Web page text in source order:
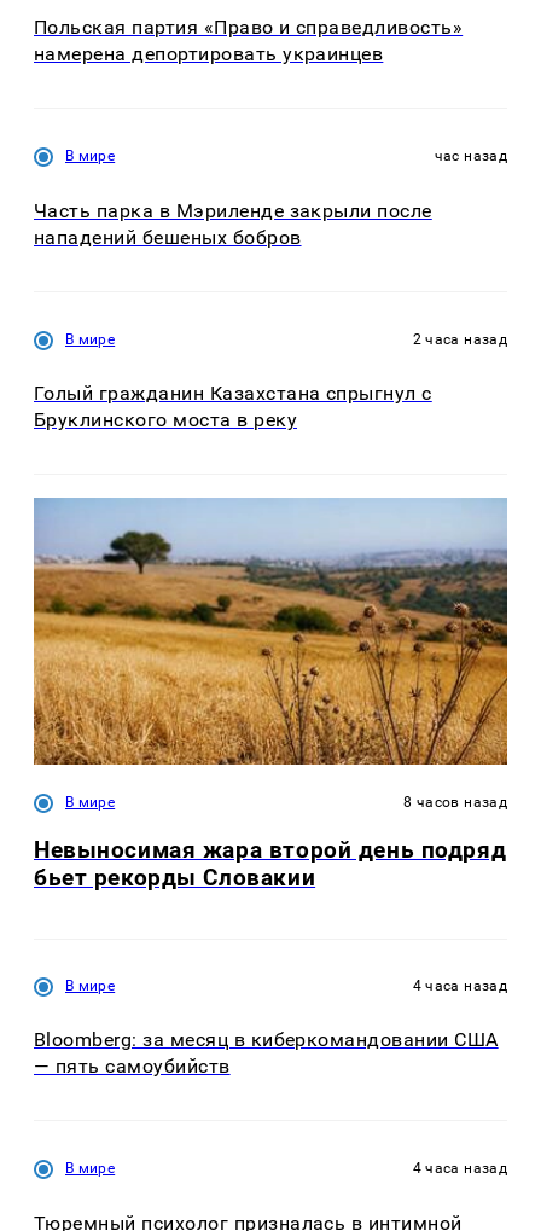
Польская партия «Право и справедливость»
намерена депортировать украинцев
В мире час назад
Часть парка в Мэриленде закрыли после
нападений бешеных бобров
В мире 2 часа назад
Голый гражданин Казахстана спрыгнул с
Бруклинского моста в реку
В мире 8 часов назад
Невыносимая жара второй день подряд
бьет рекорды Словакии
В мире 4 часа назад
Bloomberg: за месяц в киберкомандовании США
— пять самоубийств
В мире 4 часа назад
Тюремный психолог призналась в интимной